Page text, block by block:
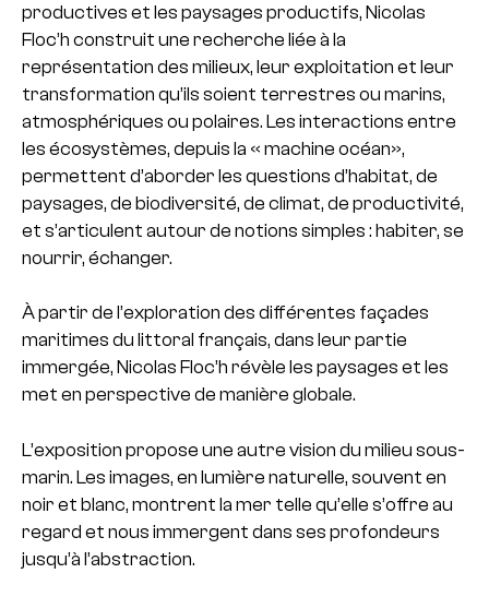
productives et les paysages productifs, Nicolas
Floc’h construit une recherche liée à la
représentation des milieux, leur exploitation et leur
transformation qu’ils soient terrestres ou marins,
atmosphériques ou polaires. Les interactions entre
les écosystèmes, depuis la « machine océan»,
permettent d’aborder les questions d’habitat, de
paysages, de biodiversité, de climat, de productivité,
et s’articulent autour de notions simples : habiter, se
nourrir, échanger.
À partir de l’exploration des différentes façades
maritimes du littoral français, dans leur partie
immergée, Nicolas Floc’h révèle les paysages et les
met en perspective de manière globale.
L’exposition propose une autre vision du milieu sous-
marin. Les images, en lumière naturelle, souvent en
noir et blanc, montrent la mer telle qu’elle s’offre au
regard et nous immergent dans ses profondeurs
jusqu’à l’abstraction.